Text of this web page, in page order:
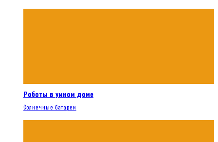
Роботы в умном доме
Солнечные батареи